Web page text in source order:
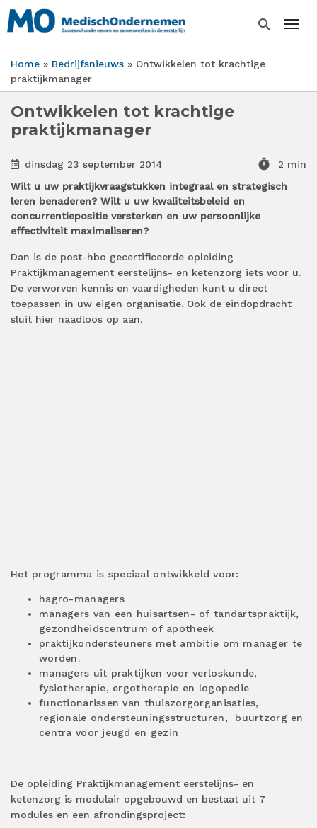
Overslaan
en
inhoud
gaan
search
Kruimelpad
Home Bedrijfsnieuws
Ontwikkelen tot krachtige
praktijkmanager
Ontwikkelen tot krachtige
praktijkmanager
dinsdag 23 september 2014 timer
2 min
Wilt u uw praktijkvraagstukken integraal en strategisch
leren benaderen? Wilt u uw kwaliteitsbeleid en
concurrentiepositie versterken en uw persoonlijke
effectiviteit maximaliseren?
Dan is de post-hbo gecertificeerde opleiding
Praktijkmanagement eerstelijns- en ketenzorg iets voor u.
De verworven kennis en vaardigheden kunt u direct
toepassen in uw eigen organisatie. Ook de eindopdracht
sluit hier naadloos op aan.
Het programma is speciaal ontwikkeld voor:
hagro-managers
managers van een huisartsen- of tandartspraktijk,
gezondheidscentrum of apotheek
praktijkondersteuners met ambitie om manager te
worden.
managers uit praktijken voor verloskunde,
fysiotherapie, ergotherapie en logopedie
functionarissen van thuiszorgorganisaties,
regionale ondersteuningsstructuren, buurtzorg en
centra voor jeugd en gezin
De opleiding Praktijkmanagement eerstelijns- en
ketenzorg is modulair opgebouwd en bestaat uit 7
modules en een afrondingsproject: